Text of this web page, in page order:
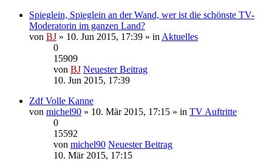
Spieglein, Spieglein an der Wand, wer ist die schönste TV-
Moderatorin im ganzen Land?
von BJ » 10. Jun 2015, 17:39 » in Aktuelles
0
15909
von BJ Neuester Beitrag
10. Jun 2015, 17:39
Zdf Volle Kanne
von michel90 » 10. Mär 2015, 17:15 » in TV Auftritte
0
15592
von michel90 Neuester Beitrag
10. Mär 2015, 17:15